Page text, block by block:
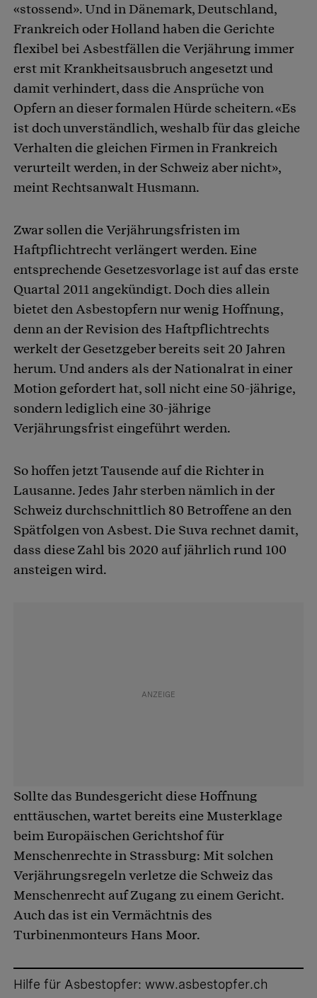
«stossend». Und in Dänemark, Deutschland,
Frankreich oder Holland haben die Gerichte
flexibel bei Asbestfällen die Verjährung immer
erst mit Krankheitsausbruch angesetzt und
damit verhindert, dass die Ansprüche von
Opfern an dieser formalen Hürde scheitern. «Es
ist doch unverständlich, weshalb für das gleiche
Verhalten die gleichen Firmen in Frankreich
verurteilt werden, in der Schweiz aber nicht»,
meint Rechtsanwalt Husmann.
Zwar sollen die Verjährungsfristen im
Haftpflichtrecht verlängert werden. Eine
entsprechende Gesetzesvorlage ist auf das erste
Quartal 2011 angekündigt. Doch dies allein
bietet den Asbestopfern nur wenig Hoffnung,
denn an der Revision des Haftpflichtrechts
werkelt der Gesetzgeber bereits seit 20 Jahren
herum. Und anders als der Nationalrat in einer
Motion gefordert hat, soll nicht eine 50-jährige,
sondern lediglich eine 30-jährige
Verjährungsfrist eingeführt werden.
So hoffen jetzt Tausende auf die Richter in
Lausanne. Jedes Jahr sterben nämlich in der
Schweiz durchschnittlich 80 Betroffene an den
Spätfolgen von Asbest. Die Suva rechnet damit,
dass diese Zahl bis 2020 auf jährlich rund 100
ansteigen wird.
Sollte das Bundesgericht diese Hoffnung
enttäuschen, wartet bereits eine Musterklage
beim Europäischen Gerichtshof für
Menschenrechte in Strassburg: Mit solchen
Verjährungsregeln verletze die Schweiz das
Menschenrecht auf Zugang zu einem Gericht.
Auch das ist ein Vermächtnis des
Turbinenmonteurs Hans Moor.
Hilfe für Asbestopfer: www.asbestopfer.ch